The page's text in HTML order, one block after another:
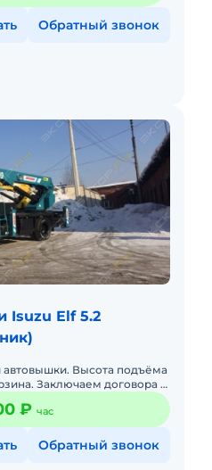
Обратный звонок
Isuzu Elf 5.2
автовышки. Высота подъёма
Заключаем договора с
наличный и безналичный
₽ час
Обратный звонок